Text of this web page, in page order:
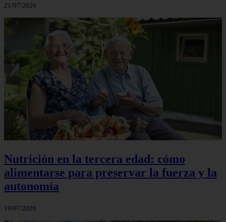
21/07/2026
Nutrición en la tercera edad: cómo
alimentarse para preservar la fuerza y la
autonomía
19/07/2026